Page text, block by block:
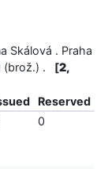
Skálová . Praha
(brož.) .
[2,
Reserved
0